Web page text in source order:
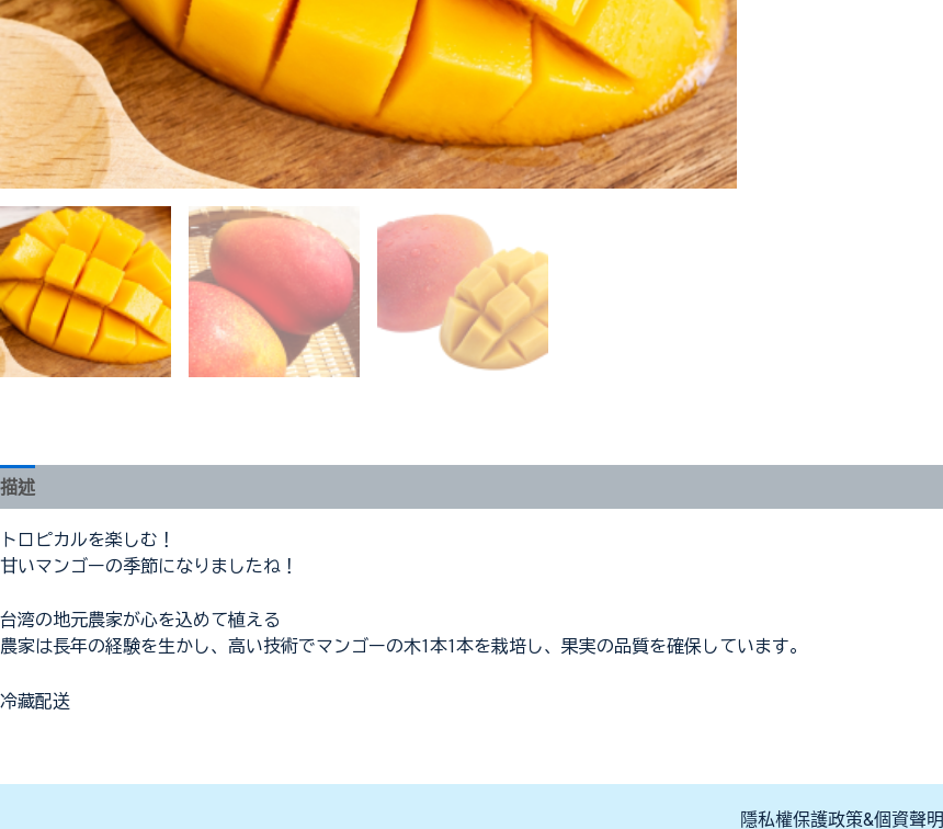
描述
トロピカルを楽しむ！
甘いマンゴーの季節になりましたね！
台湾の地元農家が心を込めて植える
農家は長年の経験を生かし、高い技術でマンゴーの木1本1本を栽培し、果実の品質を確保しています。
冷藏配送
隱私權保護政策&個資聲明